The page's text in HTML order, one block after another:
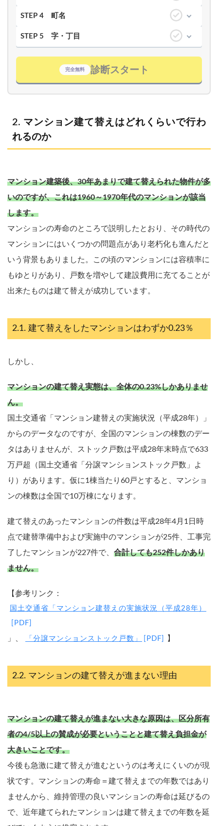
STEP 4 町名
STEP 5 字・丁目
完全無料 診断スタート
マンション建て替えはどれくらいで行わ
れるのか
マンション建築後、30年あまりで建て替えられた物件が多
いのですが、これは1960～1970年代のマンションが該当
します。
マンションの寿命のところで説明したとおり、その時代の
マンションにはいくつかの問題点があり老朽化も進んだと
いう背景もありました。この頃のマンションには容積率に
もゆとりがあり、戸数を増やして建設費用に充てることが
出来たものは建て替えが成功しています。
建て替えをしたマンションはわずか0.23％
しかし、
マンションの建て替え実態は、全体の0.23%しかありませ
ん。
国土交通省「マンション建替えの実施状況（平成28年）」
からのデータなのですが、全国のマンションの棟数のデー
タはありませんが、ストック戸数は平成28年末時点で633
万戸超（国土交通省「分譲マンションストック戸数」よ
り）があります。仮に1棟当たり60戸とすると、マンショ
ンの棟数は全国で10万棟になります。
建て替えのあったマンションの件数は平成28年4月1日時
点で建替準備中および実施中のマンションが25件、工事完
了したマンションが227件で、 合計しても252件しかあり
ません。
【参考リンク：
国土交通省「マンション建替えの実施状況（平成28年）
」、 「分譲マンションストック戸数」 】
マンションの建て替えが進まない理由
マンションの建て替えが進まない大きな原因は、区分所有
者の4/5以上の賛成が必要ということと建て替え負担金が
大きいことです。
今後も急激に建て替えが進むというのは考えにくいのが現
状です。マンションの寿命＝建て替えまでの年数ではあり
ませんから、維持管理の良いマンションの寿命は延びるの
で、近年建てられたマンションは建て替えまでの年数を延